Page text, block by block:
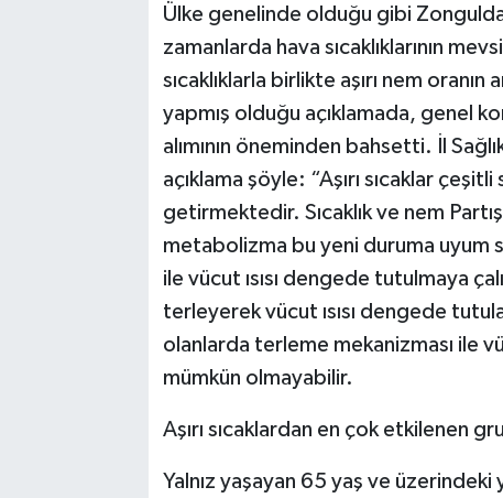
Ülke genelinde olduğu gibi
zamanlarda hava sıcaklıklarının
sıcaklıklarla birlikte aşırı nem
yapmış olduğu açıklamada, genel
alımının öneminden bahsetti. İl
açıklama şöyle: “Aşırı sıcaklar
getirmektedir. Sıcaklık ve nem
metabolizma bu yeni duruma uyum
ile vücut ısısı dengede tutulmaya
terleyerek vücut ısısı dengede
olanlarda terleme mekanizması ile
mümkün olmayabilir.
Aşırı sıcaklardan en çok etkilenen
Yalnız yaşayan 65 yaş ve üzerindeki